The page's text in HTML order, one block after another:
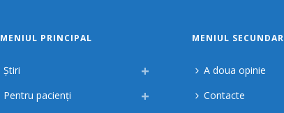
MENIUL PRINCIPAL
Știri
Pentru pacienți
MENIUL SECUNDAR
A doua opinie
Contacte